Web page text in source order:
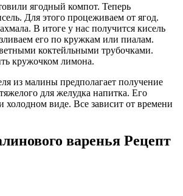
ягодный компот. Теперь
Для этого процеживаем от ягод.
В итоге у нас получится кисель
его по кружкам или пиалам.
коктейльными трубочками.
кружочком лимона.
из малины предполагает получение
для желудка напитка. Его
холодном виде. Все зависит от времени
варенья Рецепт